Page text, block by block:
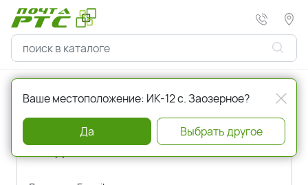
Главная Авторизация
Вход
Ваше местоположение: ИК-12 с. Заозерное?
Да Выбрать другое